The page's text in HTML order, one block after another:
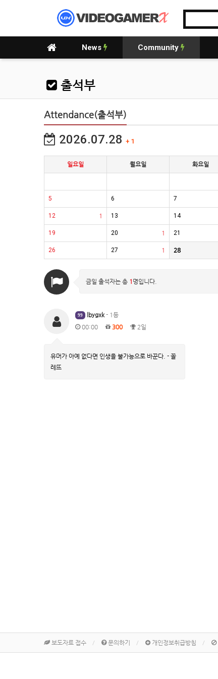
News Community
출석부
Attendance(출석부)
2026.07.28 + 1
일요일 월요일 화요일
5 6 7
1
12 13 14
19 1
20 21
26 1
27 28
금일 출석자는 총 1 명입니다.
99 lbygxk - 1등
00:00
300 2일
유머가 아예 없다면 인생을 불가능으로 바꾼다. - 꼴
레뜨
보도자료 접수 문의하기 개인정보취급방침